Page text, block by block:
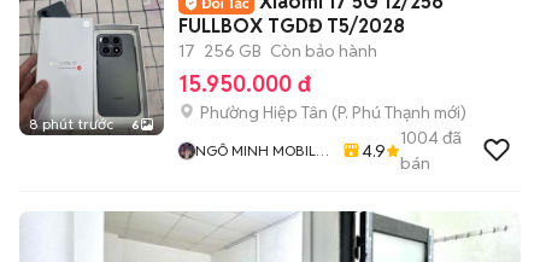
8 phút trước 6
FULLBOX TGDĐ T5/2028
17 256 GB Còn bảo hành
15.950.000 đ
Phường Hiệp Tân (P. Phú Thạnh mới)
NGÔ MINH MOBILE
4.9
1004đã
bán